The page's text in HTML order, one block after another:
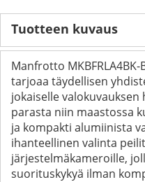
Tuotteen kuvaus
Manfrotto
tarjoaa täydellisen
jokaiselle
parasta niin maastossa
ja kompakti alumiinista
ihanteellinen valinta
järjestelmäkameroille,
suorituskykyä ilman